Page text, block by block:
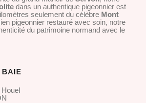
dans un authentique pigeonnier est
seulement du célèbre Mont
pigeonnier restauré avec soin, notre
du patrimoine normand avec le
BAIE